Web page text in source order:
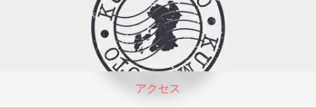
アクセス